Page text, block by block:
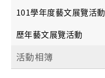
101學年度藝文展覽活動
歷年藝文展覽活動
活動相簿